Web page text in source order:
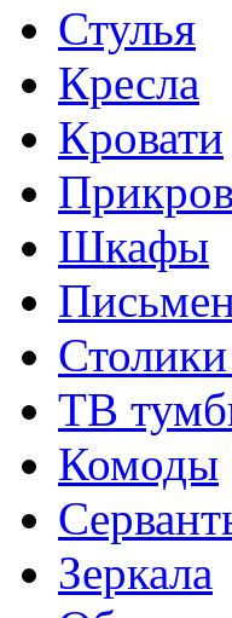
Стулья
Кресла
Кровати
Шкафы
ТВ
Комоды
Зеркала